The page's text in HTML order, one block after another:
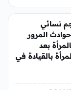
نسائي
المرور
بعد
بالقيادة في